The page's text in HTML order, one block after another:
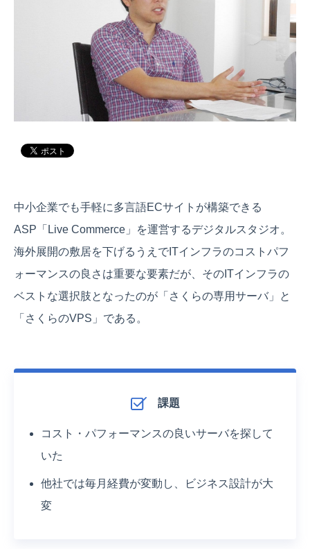
中小企業でも手軽に多言語ECサイトが構築できる
ASP「Live Commerce」を運営するデジタルスタジオ。
海外展開の敷居を下げるうえでITインフラのコストパフ
ォーマンスの良さは重要な要素だが、そのITインフラの
ベストな選択肢となったのが「さくらの専用サーバ」と
「さくらのVPS」である。
課題
コスト・パフォーマンスの良いサーバを探して
いた
他社では毎月経費が変動し、ビジネス設計が大
変